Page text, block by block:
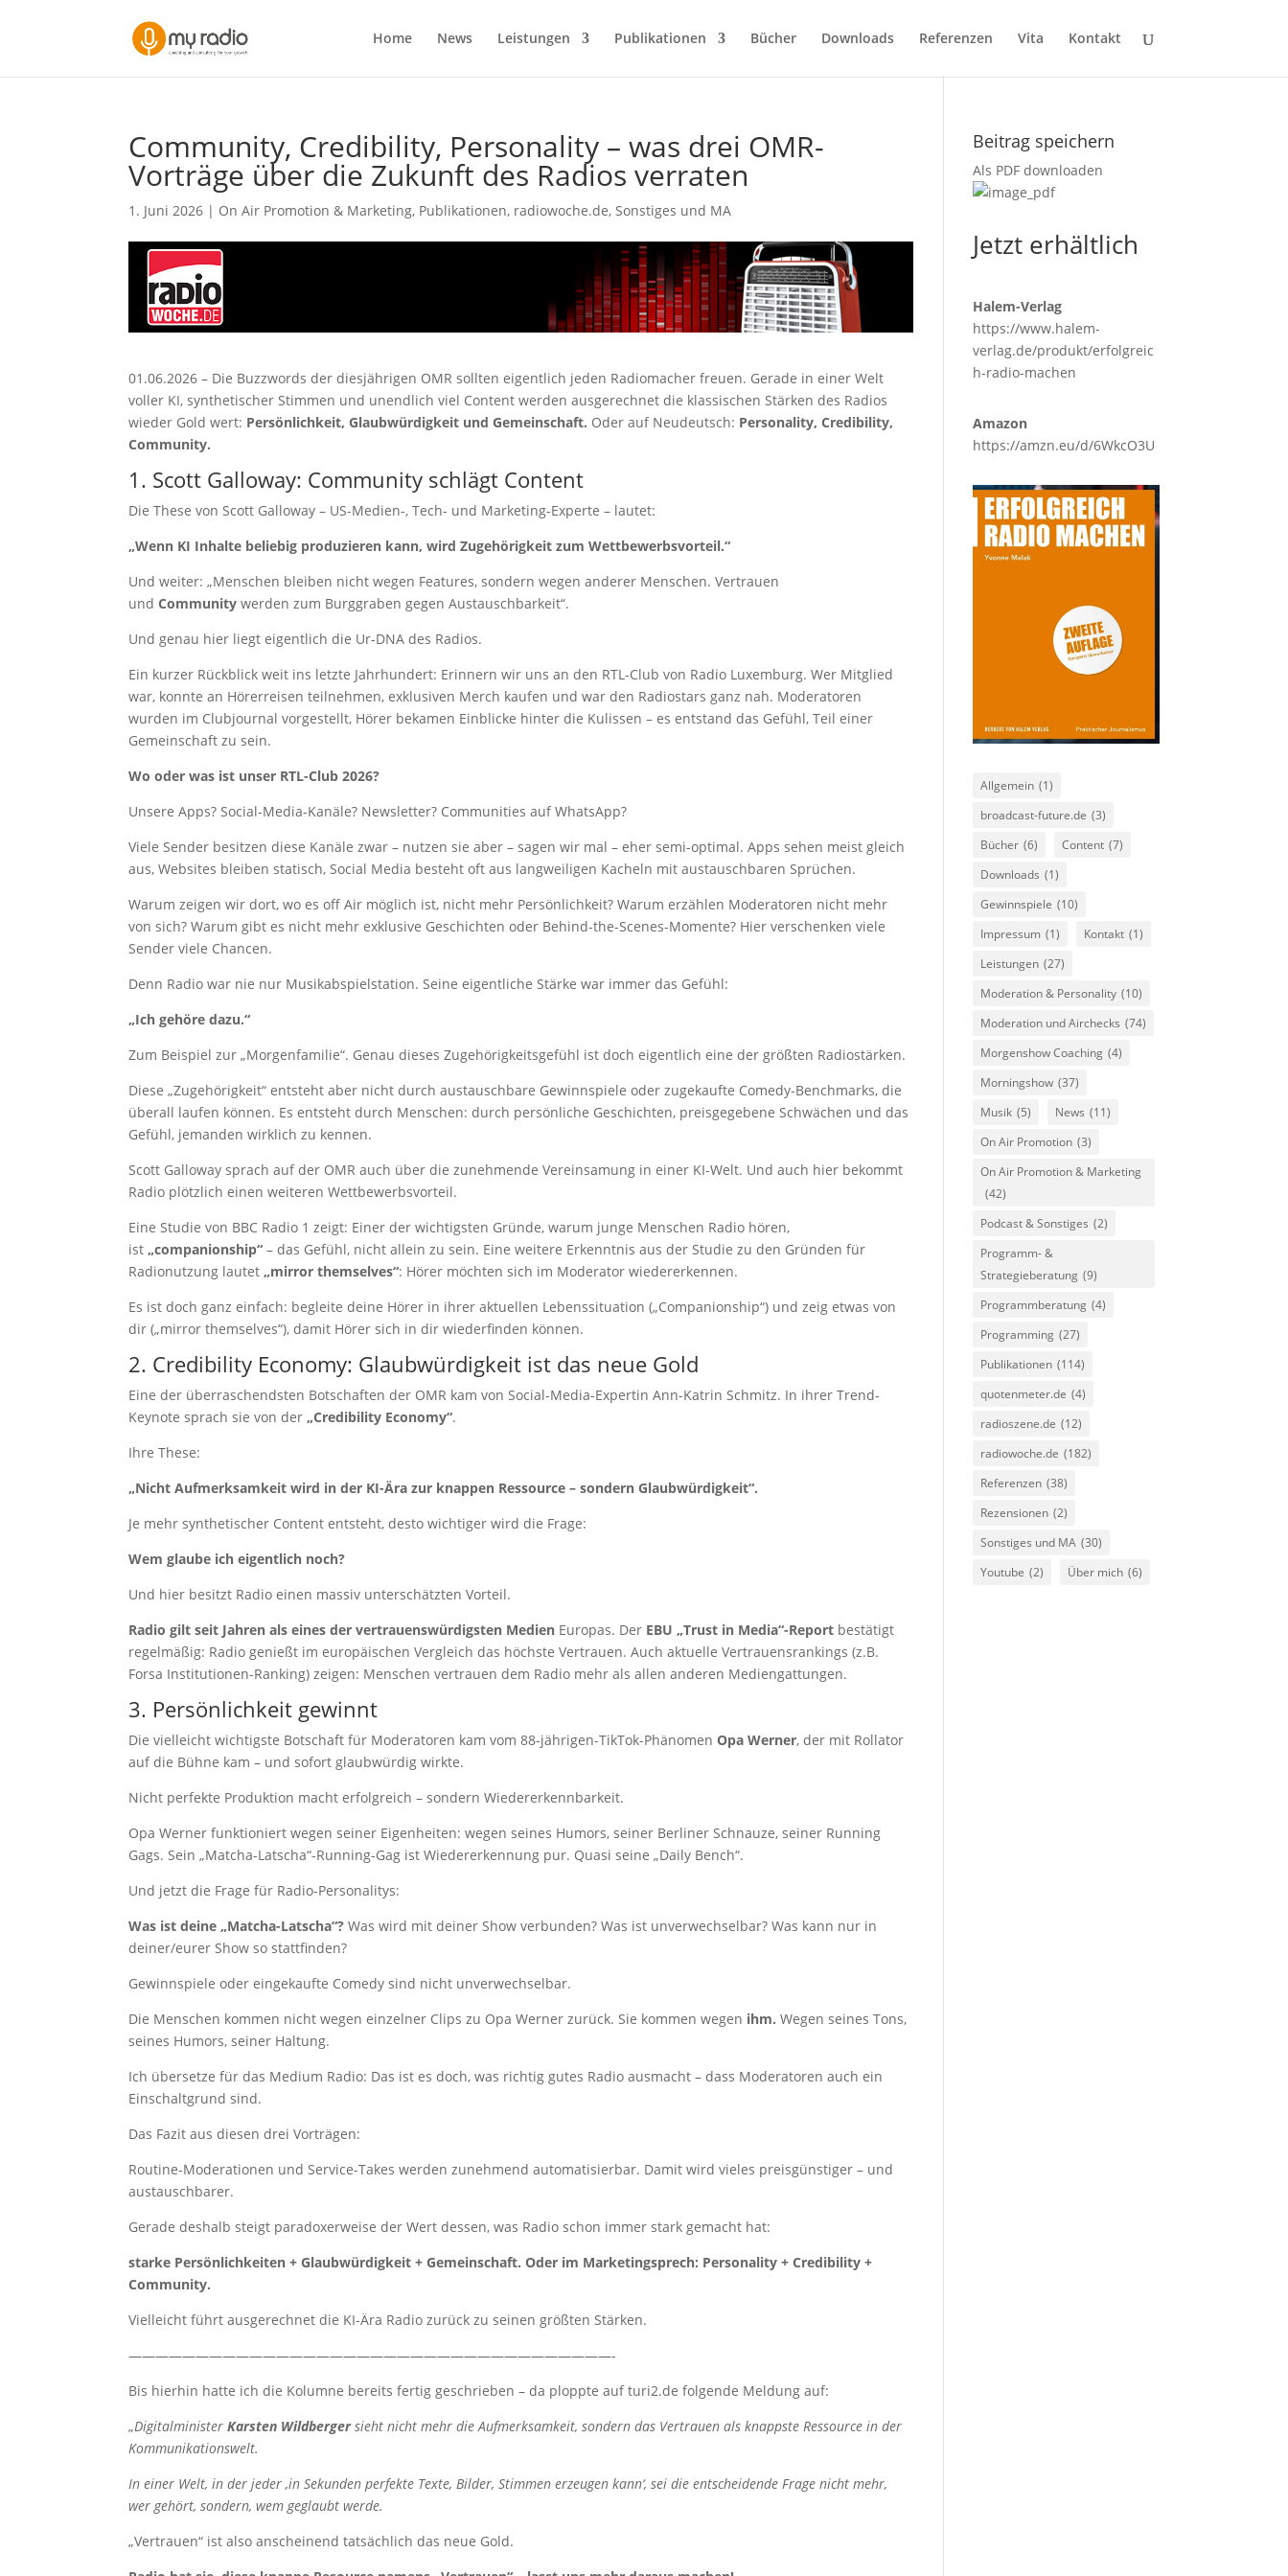
Home News Leistungen Publikationen Bücher Downloads Referenzen Vita Kontakt
Community, Credibility, Personality – was drei OMR-
Vorträge über die Zukunft des Radios verraten
1. Juni 2026 | On Air Promotion & Marketing, Publikationen, radiowoche.de,Sonstiges und MA
01.06.2026 – Die Buzzwords der diesjährigen OMR sollten eigentlich jeden Radiomacher freuen. Gerade in einer Welt
voller KI, synthetischer Stimmen und unendlich viel Content werden ausgerechnet die klassischen Stärken des Radios
wieder Gold wert: Persönlichkeit, Glaubwürdigkeit und Gemeinschaft. Oder auf Neudeutsch: Personality, Credibility,
Community.
1. Scott Galloway: Community schlägt Content
Die These von Scott Galloway – US-Medien-, Tech- und Marketing-Experte – lautet:
„Wenn KI Inhalte beliebig produzieren kann, wird Zugehörigkeit zum Wettbewerbsvorteil.“
Und weiter: „Menschen bleiben nicht wegen Features, sondern wegen anderer Menschen. Vertrauen
undCommunity werden zum Burggraben gegen Austauschbarkeit“.
Und genau hier liegt eigentlich die Ur-DNA des Radios.
Ein kurzer Rückblick weit ins letzte Jahrhundert: Erinnern wir uns an den RTL-Club von Radio Luxemburg. Wer Mitglied
war, konnte an Hörerreisen teilnehmen, exklusiven Merch kaufen und war den Radiostars ganz nah. Moderatoren
wurden im Clubjournal vorgestellt, Hörer bekamen Einblicke hinter die Kulissen – es entstand das Gefühl, Teil einer
Gemeinschaft zu sein.
Wo oder was ist unser RTL-Club 2026?
Unsere Apps? Social-Media-Kanäle? Newsletter? Communities auf WhatsApp?
Viele Sender besitzen diese Kanäle zwar – nutzen sie aber – sagen wir mal – eher semi-optimal. Apps sehen meist gleich
aus, Websites bleiben statisch, Social Media besteht oft aus langweiligen Kacheln mit austauschbaren Sprüchen.
Warum zeigen wir dort, wo es off Air möglich ist, nicht mehr Persönlichkeit? Warum erzählen Moderatoren nicht mehr
von sich? Warum gibt es nicht mehr exklusive Geschichten oder Behind-the-Scenes-Momente? Hier verschenken viele
Sender viele Chancen.
Denn Radio war nie nur Musikabspielstation. Seine eigentliche Stärke war immer das Gefühl:
„Ich gehöre dazu.“
Zum Beispiel zur „Morgenfamilie“. Genau dieses Zugehörigkeitsgefühl ist doch eigentlich eine der größten Radiostärken.
Diese „Zugehörigkeit“ entsteht aber nicht durch austauschbare Gewinnspiele oder zugekaufte Comedy-Benchmarks, die
überall laufen können. Es entsteht durch Menschen: durch persönliche Geschichten, preisgegebene Schwächen und das
Gefühl, jemanden wirklich zu kennen.
Scott Galloway sprach auf der OMR auch über die zunehmende Vereinsamung in einer KI-Welt. Und auch hier bekommt
Radio plötzlich einen weiteren Wettbewerbsvorteil.
Eine Studie von BBC Radio 1 zeigt: Einer der wichtigsten Gründe, warum junge Menschen Radio hören,
ist„companionship“ – das Gefühl, nicht allein zu sein. Eine weitere Erkenntnis aus der Studie zu den Gründen für
Radionutzung lautet„mirror themselves“: Hörer möchten sich im Moderator wiedererkennen.
Es ist doch ganz einfach: begleite deine Hörer in ihrer aktuellen Lebenssituation („Companionship“) und zeig etwas von
dir („mirror themselves“), damit Hörer sich in dir wiederfinden können.
2. Credibility Economy: Glaubwürdigkeit ist das neue Gold
Eine der überraschendsten Botschaften der OMR kam von Social-Media-Expertin Ann-Katrin Schmitz. In ihrer Trend-
Keynote sprach sie von der„Credibility Economy“.
Ihre These:
„Nicht Aufmerksamkeit wird in der KI-Ära zur knappen Ressource – sondern Glaubwürdigkeit“.
Je mehr synthetischer Content entsteht, desto wichtiger wird die Frage:
Wem glaube ich eigentlich noch?
Und hier besitzt Radio einen massiv unterschätzten Vorteil.
Radio gilt seit Jahren als eines der vertrauenswürdigsten Medien Europas. Der EBU „Trust in Media“-Report bestätigt
regelmäßig: Radio genießt im europäischen Vergleich das höchste Vertrauen. Auch aktuelle Vertrauensrankings (z.B.
Forsa Institutionen-Ranking) zeigen: Menschen vertrauen dem Radio mehr als allen anderen Mediengattungen.
3. Persönlichkeit gewinnt
Die vielleicht wichtigste Botschaft für Moderatoren kam vom 88-jährigen-TikTok-PhänomenOpa Werner, der mit Rollator
auf die Bühne kam – und sofort glaubwürdig wirkte.
Nicht perfekte Produktion macht erfolgreich – sondern Wiedererkennbarkeit.
Opa Werner funktioniert wegen seiner Eigenheiten: wegen seines Humors, seiner Berliner Schnauze, seiner Running
Gags. Sein „Matcha-Latscha“-Running-Gag ist Wiedererkennung pur. Quasi seine „Daily Bench“.
Und jetzt die Frage für Radio-Personalitys:
Was ist deine „Matcha-Latscha“?Was wird mit deiner Show verbunden? Was ist unverwechselbar? Was kann nur in
deiner/eurer Show so stattfinden?
Gewinnspiele oder eingekaufte Comedy sind nicht unverwechselbar.
Die Menschen kommen nicht wegen einzelner Clips zu Opa Werner zurück. Sie kommen wegen ihm. Wegen seines Tons,
seines Humors, seiner Haltung.
Ich übersetze für das Medium Radio: Das ist es doch, was richtig gutes Radio ausmacht – dass Moderatoren auch ein
Einschaltgrund sind.
Das Fazit aus diesen drei Vorträgen:
Routine-Moderationen und Service-Takes werden zunehmend automatisierbar. Damit wird vieles preisgünstiger – und
austauschbarer.
Gerade deshalb steigt paradoxerweise der Wert dessen, was Radio schon immer stark gemacht hat:
starke Persönlichkeiten + Glaubwürdigkeit + Gemeinschaft. Oder im Marketingsprech: Personality + Credibility +
Community.
Vielleicht führt ausgerechnet die KI-Ära Radio zurück zu seinen größten Stärken.
————————————————————————————————————-
Bis hierhin hatte ich die Kolumne bereits fertig geschrieben – da ploppte auf turi2.de folgende Meldung auf:
„Digitalminister Karsten Wildberger sieht nicht mehr die Aufmerksamkeit, sondern das Vertrauen als knappste Ressource in der
Kommunikationswelt.
In einer Welt, in der jeder ‚in Sekunden perfekte Texte, Bilder, Stimmen erzeugen kann‘, sei die entscheidende Frage nicht mehr,
wer gehört, sondern, wem geglaubt werde.
„Vertrauen“ ist also anscheinend tatsächlich das neue Gold.
Beitrag speichern
Als PDF downloaden
Jetzt erhältlich
Halem-Verlag
https://www.halem-
verlag.de/produkt/erfolgreic
h-radio-machen
Amazon
https://amzn.eu/d/6WkcO3U
Allgemein (1)
broadcast-future.de (3)
Bücher (6) Content (7)
Downloads (1)
Gewinnspiele (10)
Impressum (1) Kontakt (1)
Leistungen (27)
Moderation & Personality (10)
Moderation und Airchecks (74)
Morgenshow Coaching (4)
Morningshow (37)
Musik (5) News (11)
On Air Promotion (3)
On Air Promotion & Marketing
(42)
Podcast & Sonstiges (2)
Programm- &
Strategieberatung (9)
Programmberatung (4)
Programming (27)
Publikationen (114)
quotenmeter.de (4)
radioszene.de (12)
radiowoche.de (182)
Referenzen (38)
Rezensionen (2)
Sonstiges und MA (30)
Youtube (2) Über mich (6)